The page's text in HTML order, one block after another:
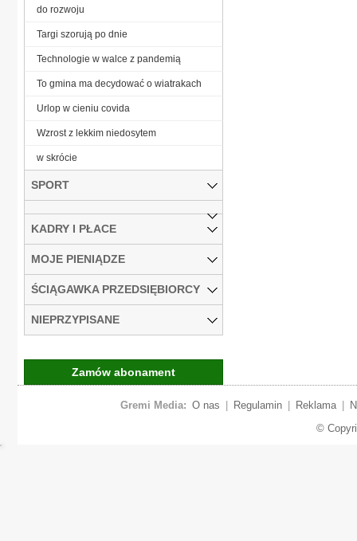
do rozwoju
Targi szorują po dnie
Technologie w walce z pandemią
To gmina ma decydować o wiatrakach
Urlop w cieniu covida
Wzrost z lekkim niedosytem
w skrócie
SPORT
KADRY I PŁACE
MOJE PIENIĄDZE
ŚCIĄGAWKA PRZEDSIĘBIORCY
NIEPRZYPISANE
Zamów abonament
Gremi Media: O nas Regulamin Reklama
©